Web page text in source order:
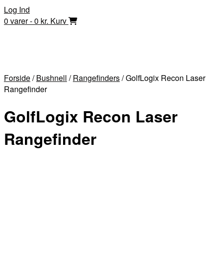
Skip
to
Log Ind
0 varer - 0 kr. Kurv
Forside/Bushnell /Rangefinders/ GolfLogix Recon Laser
Rangefinder
GolfLogix Recon Laser
Rangefinder